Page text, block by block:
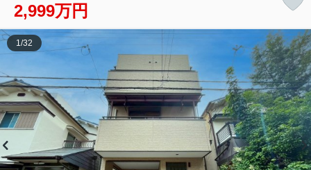
2,999万円
1 /32